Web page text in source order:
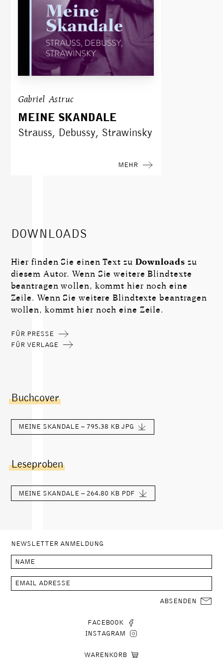
Gabriel Astruc
MEINE SKANDALE
Strauss, Debussy, Strawinsky
MEHR
DOWNLOADS
Hier finden Sie einen Text zu Downloads zu
diesem Autor. Wenn Sie weitere Blindtexte
beantragen wollen, kommt hier noch eine
Zeile. Wenn Sie weitere Blindtexte beantragen
wollen, kommt hier noch eine Zeile.
FÜR PRESSE
FÜR VERLAGE
Buchcover
MEINE SKANDALE – 795.38 KB JPG
Leseproben
MEINE SKANDALE – 264.80 KB PDF
NEWSLETTER ANMELDUNG
ABSENDEN
FACEBOOK
INSTAGRAM
WARENKORB